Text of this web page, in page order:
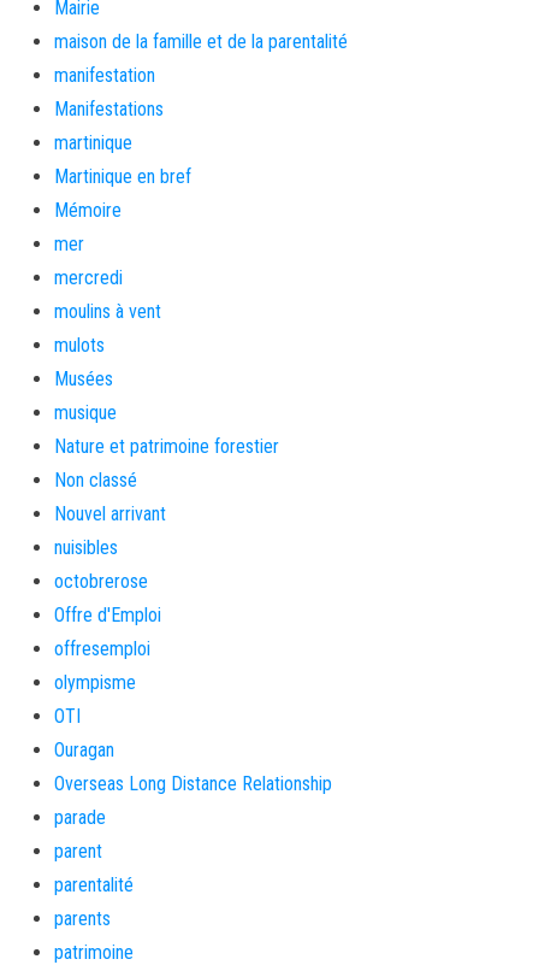
Mairie
maison de la famille et de la parentalité
manifestation
Manifestations
martinique
Martinique en bref
Mémoire
mer
mercredi
moulins à vent
mulots
Musées
musique
Nature et patrimoine forestier
Non classé
Nouvel arrivant
nuisibles
octobrerose
Offre d'Emploi
offresemploi
olympisme
OTI
Ouragan
Overseas Long Distance Relationship
parade
parent
parentalité
parents
patrimoine